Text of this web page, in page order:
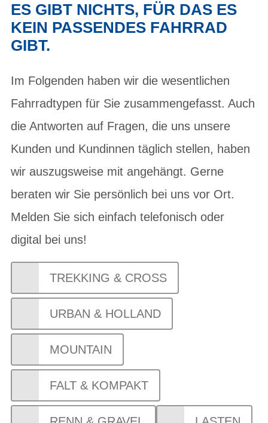
ES GIBT NICHTS, FÜR DAS ES
KEIN PASSENDES FAHRRAD
GIBT.
Im Folgenden haben wir die wesentlichen
Fahrradtypen für Sie zusammengefasst. Auch
die Antworten auf Fragen, die uns unsere
Kunden und Kundinnen täglich stellen, haben
wir auszugsweise mit angehängt. Gerne
beraten wir Sie persönlich bei uns vor Ort.
Melden Sie sich einfach telefonisch oder
digital bei uns!
TREKKING & CROSS
URBAN & HOLLAND
MOUNTAIN
FALT & KOMPAKT